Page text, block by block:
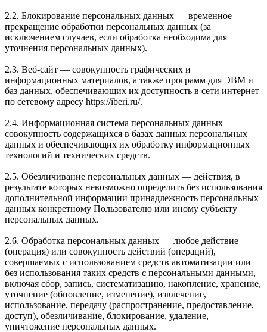
2.2. Блокирование персональных данных — временное
прекращение обработки персональных данных (за
исключением случаев, если обработка необходима для
уточнения персональных данных).
2.3. Веб-сайт — совокупность графических и
информационных материалов, а также программ для ЭВМ и
баз данных, обеспечивающих их доступность в сети интернет
по сетевому адресу https://iberi.ru/.
2.4. Информационная система персональных данных —
совокупность содержащихся в базах данных персональных
данных и обеспечивающих их обработку информационных
технологий и технических средств.
2.5. Обезличивание персональных данных — действия, в
результате которых невозможно определить без использования
дополнительной информации принадлежность персональных
данных конкретному Пользователю или иному субъекту
персональных данных.
2.6. Обработка персональных данных — любое действие
(операция) или совокупность действий (операций),
совершаемых с использованием средств автоматизации или
без использования таких средств с персональными данными,
включая сбор, запись, систематизацию, накопление, хранение,
уточнение (обновление, изменение), извлечение,
использование, передачу (распространение, предоставление,
доступ), обезличивание, блокирование, удаление,
уничтожение персональных данных.